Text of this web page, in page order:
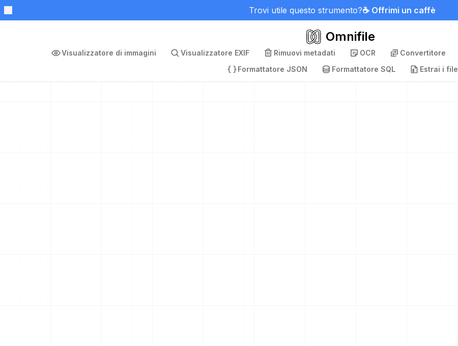
Trovi utile questo strumento?☕ Offrimi un caffè
Omnifile
Visualizzatore di immagini Visualizzatore EXIF Rimuovi metadati OCR Convertitore
Formattatore JSON
Formattatore SQL Estrai i file